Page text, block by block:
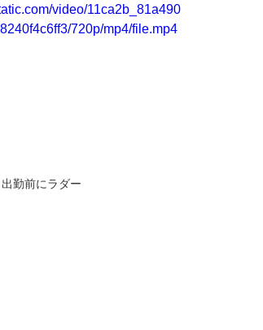
video/11ca2b_81a490
720p/mp4/file.mp4
出勤前にラダー